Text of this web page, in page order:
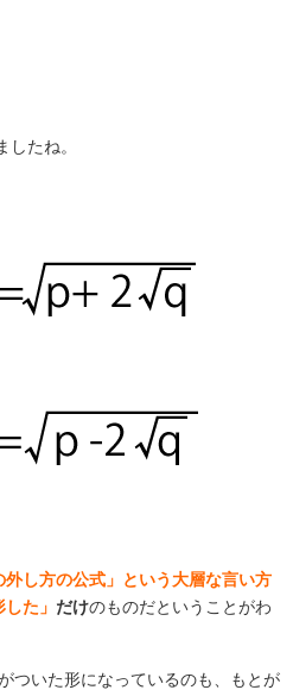
たね。
外し方の公式」という大層な言い方
た」 だけのものだということがわ
ついた形になっているのも、もとが